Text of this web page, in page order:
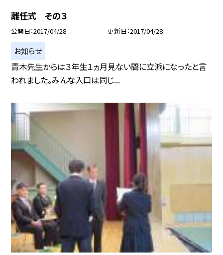
離任式 その３
公開日 2017/04/28 更新日 2017/04/28
お知らせ
青木先生からは３年生１ヵ月見ない間に立派になったと言
われました。みんな入口は同じ...